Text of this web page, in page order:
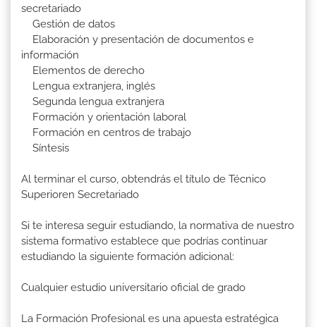
secretariado
Gestión de datos
Elaboración y presentación de documentos e
información
Elementos de derecho
Lengua extranjera, inglés
Segunda lengua extranjera
Formación y orientación laboral
Formación en centros de trabajo
Síntesis
Al terminar el curso, obtendrás el título de Técnico
Superioren Secretariado
Si te interesa seguir estudiando, la normativa de nuestro
sistema formativo establece que podrías continuar
estudiando la siguiente formación adicional:
Cualquier estudio universitario oficial de grado
La Formación Profesional es una apuesta estratégica